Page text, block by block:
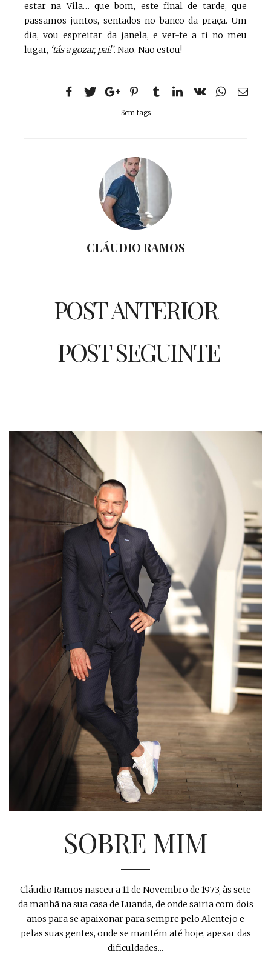
estar na Vila… que bom, este final de tarde, que
passamos juntos, sentados no banco da praça. Um
dia, vou espreitar da janela, e ver-te a ti no meu
lugar, ‘tás a gozar, pai!’. Não. Não estou!
Sem tags
CLÁUDIO RAMOS
POST ANTERIOR
POST SEGUINTE
SOBRE MIM
Cláudio Ramos nasceu a 11 de Novembro de 1973, às sete
da manhã na sua casa de Luanda, de onde sairia com dois
anos para se apaixonar para sempre pelo Alentejo e
pelas suas gentes, onde se mantém até hoje, apesar das
dificuldades...